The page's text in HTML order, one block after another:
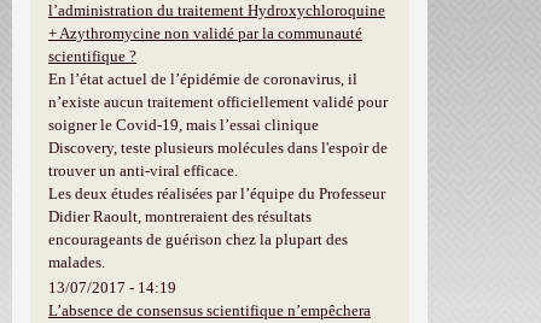
l’administration du traitement Hydroxychloroquine
+ Azythromycine non validé par la communauté
scientifique ?
En l’état actuel de l’épidémie de coronavirus, il
n’existe aucun traitement officiellement validé pour
soigner le Covid-19, mais l’essai clinique
Discovery, teste plusieurs molécules dans l'espoir de
trouver un anti-viral efficace.
Les deux études réalisées par l’équipe du Professeur
Didier Raoult, montreraient des résultats
encourageants de guérison chez la plupart des
malades.
13/07/2017 - 14:19
L’absence de consensus scientifique n’empêchera